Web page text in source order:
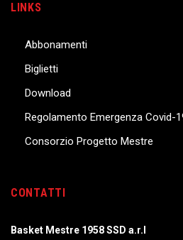
LINKS
Abbonamenti
Biglietti
Download
Regolamento Emergenza Covid-
Consorzio Progetto Mestre
CONTATTI
Basket Mestre 1958 SSD a.r.l